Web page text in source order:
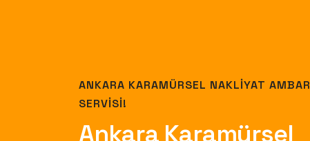
ANKARA KARAMÜRSEL NAKLIYAT AMBAR
SERVISI!
Ankara Karamürsel